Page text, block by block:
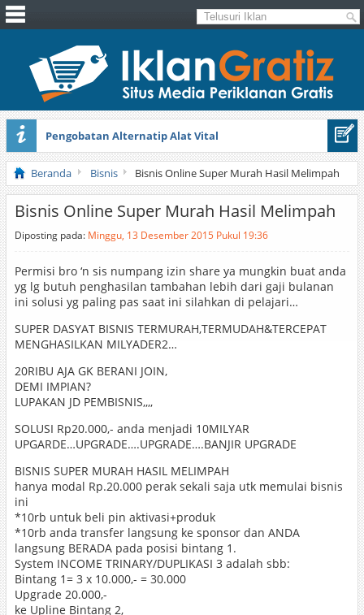
Pengobatan Alternatip Alat Vital
Pita Cantik Pesona
Beranda Bisnis Bisnis Online Super Murah Hasil Melimpah
Bisnis Online Super Murah Hasil Melimpah
Diposting pada: Minggu, 13 Desember 2015 Pukul 19:36
Permisi bro ‘n sis numpang izin share ya mungkin buat anda
yg lg butuh penghasilan tambahan lebih dari gaji bulanan
ini solusi yg paling pas saat ini silahkan di pelajari…
SUPER DASYAT BISNIS TERMURAH,TERMUDAH&TERCEPAT
MENGHASILKAN MILYADER2…
20RIBU AJA GK BERANI JOIN,
DEMI IMPIAN?
LUPAKAN JD PEMBISNIS,,,,
SOLUSI Rp20.000,- anda menjadi 10MILYAR
UPGARDE…UPGRADE….UPGRADE….BANJIR UPGRADE
BISNIS SUPER MURAH HASIL MELIMPAH
hanya modal Rp.20.000 perak sekali saja utk memulai bisnis
ini
*10rb untuk beli pin aktivasi+produk
*10rb anda transfer langsung ke sponsor dan ANDA
langsung BERADA pada posisi bintang 1.
System INCOME TRINARY/DUPLIKASI 3 adalah sbb:
Bintang 1= 3 x 10.000,- = 30.000
Upgrade 20.000,-
ke Upline Bintang 2,